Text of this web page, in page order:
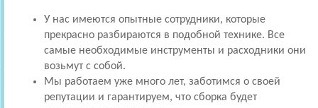
У нас имеются опытные сотрудники, которые
прекрасно разбираются в подобной технике. Все
самые необходимые инструменты и расходники они
возьмут с собой.
Мы работаем уже много лет, заботимся о своей
репутации и гарантируем, что сборка будет